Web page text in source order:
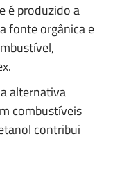
é produzido a
fonte orgânica e
alternativa
combustíveis
contribui